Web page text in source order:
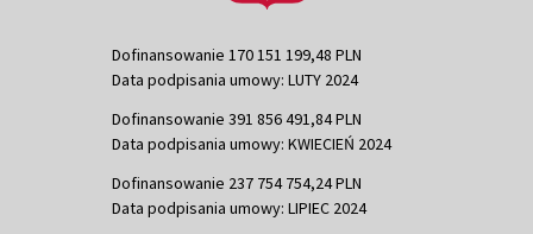
Dofinansowanie 170 151 199,48 PLN
Data podpisania umowy: LUTY 2024
Dofinansowanie 391 856 491,84 PLN
Data podpisania umowy: KWIECIEŃ 2024
Dofinansowanie 237 754 754,24 PLN
Data podpisania umowy: LIPIEC 2024